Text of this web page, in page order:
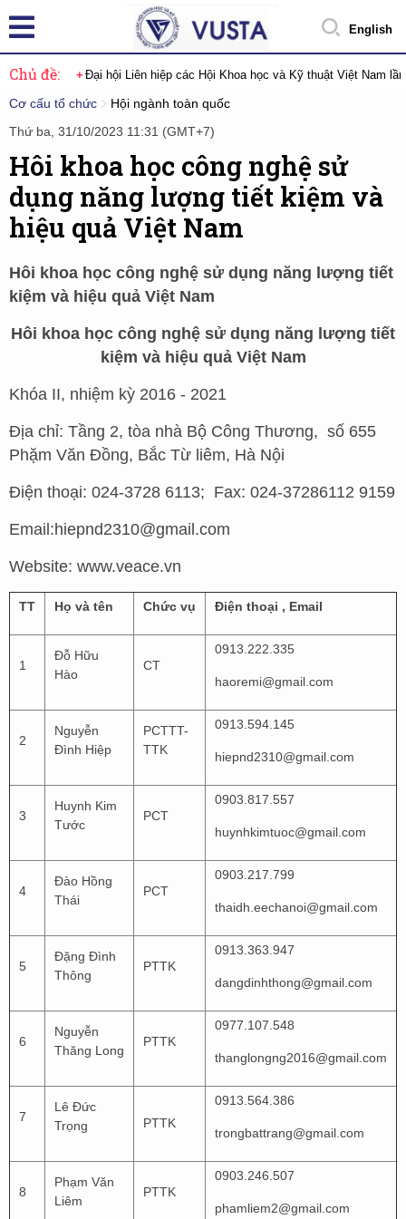
English
Chủ đề: Đại hội Liên hiệp các Hội Khoa học và Kỹ thuật Việt Nam
Cơ cấu tổ chức
Hội ngành toàn quốc
Thứ ba, 31/10/2023 11:31 (GMT+7)
Hôi khoa học công nghệ sử
dụng năng lượng tiết kiệm và
hiệu quả Việt Nam
Hôi khoa học công nghệ sử dụng năng lượng tiết
kiệm và hiệu quả Việt Nam
Hôi khoa học công nghệ sử dụng năng lượng tiết
kiệm và hiệu quả Việt Nam
Khóa II, nhiệm kỳ 2016 - 2021
Địa chỉ: Tầng 2, tòa nhà Bộ Công Thương, số 655
Phặm Văn Đồng, Bắc Từ liêm, Hà Nội
Điện thoại: 024-3728 6113; Fax: 024-37286112 9159
Email:hiepnd2310@gmail.com
Website: www.veace.vn
TT Họ và tên Chức vụ Điện thoại , Email
1
Đỗ Hữu
Hào
CT
0913.222.335
haoremi@gmail.com
2
Nguyễn
Đình Hiệp
PCTTT-
TTK
0913.594.145
hiepnd2310@gmail.com
3
Huynh Kim
Tước
PCT
0903.817.557
huynhkimtuoc@gmail.com
4
Đào Hồng
Thái
PCT
0903.217.799
thaidh.eechanoi@gmail.com
5
Đặng Đình
Thông
PTTK
0913.363.947
dangdinhthong@gmail.com
6
Nguyễn
Thăng Long
PTTK
0977.107.548
thanglongng2016@gmail.com
7
Lê Đức
Trọng
PTTK
0913.564.386
trongbattrang@gmail.com
8
Phạm Văn
Liêm
PTTK
0903.246.507
phamliem2@gmail.com